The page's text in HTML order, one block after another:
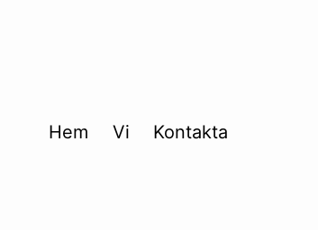
Hem Vi Kontakta